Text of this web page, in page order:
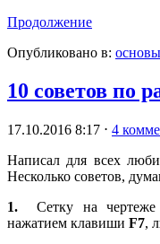
Продолжение
Опубликовано в: основы
10 советов по
17.10.2016 8:17 ⋅ 4
Написал для всех
Несколько советов,
1. Сетку на чертеже
нажатием клавиши F7,